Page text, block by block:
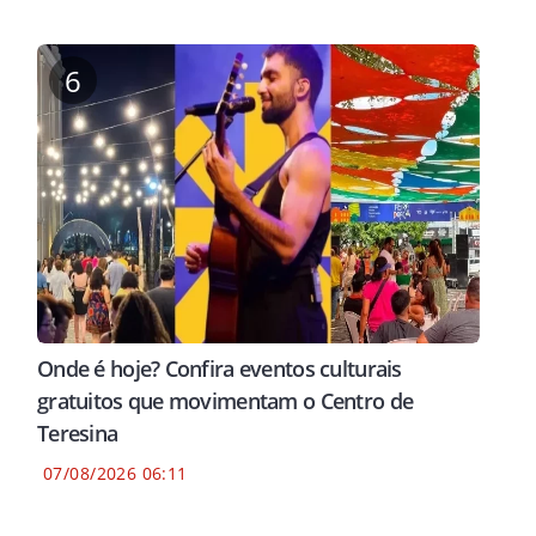
6
Onde é hoje? Confira eventos culturais
gratuitos que movimentam o Centro de
Teresina
07/08/2026 06:11